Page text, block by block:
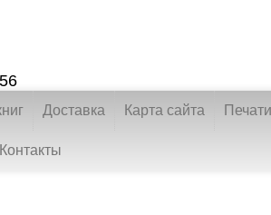
Доставка Карта сайта
Контакты